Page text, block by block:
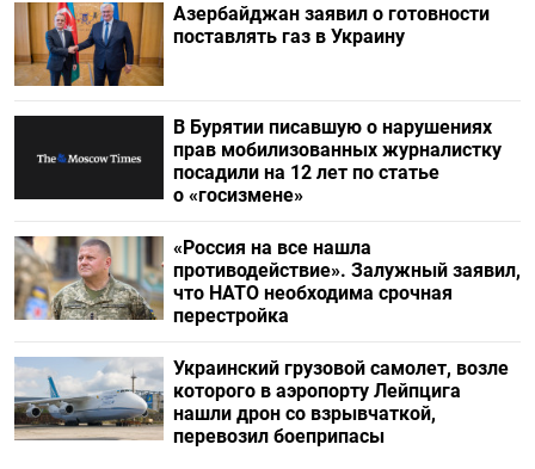
Азербайджан заявил о готовности
поставлять газ в Украину
В Бурятии писавшую о нарушениях
прав мобилизованных журналистку
посадили на 12 лет по статье
о «госизмене»
«Россия на все нашла
противодействие». Залужный заявил,
что НАТО необходима срочная
перестройка
Украинский грузовой самолет, возле
которого в аэропорту Лейпцига
нашли дрон со взрывчаткой,
перевозил боеприпасы